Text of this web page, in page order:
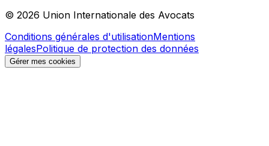
© 2026 Union Internationale des Avocats
Conditions générales d'utilisationMentions
légalesPolitique de protection des données
Gérer mes cookies